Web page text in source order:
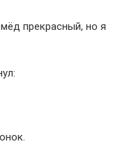
прекрасный, но я